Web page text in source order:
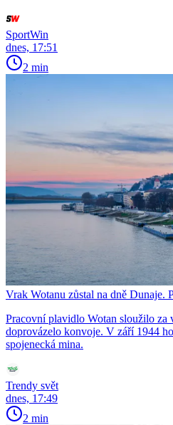
SportWin
dnes, 17:51
2 min
Vrak Wotanu zůstal na dně Dunaje.
Pracovní plavidlo Wotan sloužilo za
doprovázelo konvoje. V září 1944
spojenecká mina.
Trendy svět
dnes, 17:49
2 min